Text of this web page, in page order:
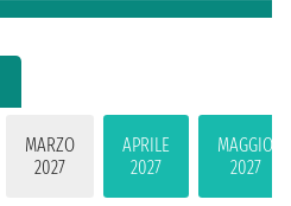
MARZO
2027
APRILE
2027
MAGGIO
2027